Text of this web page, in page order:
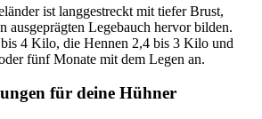
ist langgestreckt mit tiefer Brust,
ausgeprägten Legebauch hervor bilden.
4 Kilo, die Hennen 2,4 bis 3 Kilo und
fünf Monate mit dem Legen an.
für deine Hühner